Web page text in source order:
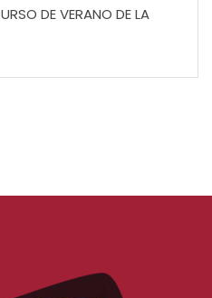
DE VERANO DE LA